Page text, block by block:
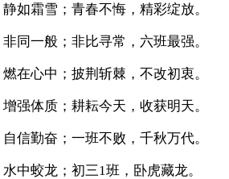
霜雪；青春不悔，精彩绽放。
一般；非比寻常，六班最强。
心中；披荆斩棘，不改初衷。
体质；耕耘今天，收获明天。
勤奋；一班不败，千秋万代。
蛟龙；初三1班，卧虎藏龙。